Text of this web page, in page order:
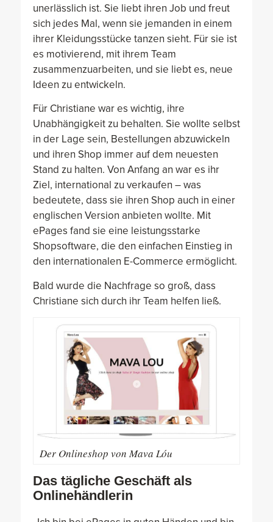
unerlässlich ist. Sie liebt ihren Job und freut
sich jedes Mal, wenn sie jemanden in einem
ihrer Kleidungsstücke tanzen sieht. Für sie ist
es motivierend, mit ihrem Team
zusammenzuarbeiten, und sie liebt es, neue
Ideen zu entwickeln.
Für Christiane war es wichtig, ihre
Unabhängigkeit zu behalten. Sie wollte selbst
in der Lage sein, Bestellungen abzuwickeln
und ihren Shop immer auf dem neuesten
Stand zu halten. Von Anfang an war es ihr
Ziel, international zu verkaufen – was
bedeutete, dass sie ihren Shop auch in einer
englischen Version anbieten wollte. Mit
ePages fand sie eine leistungsstarke
Shopsoftware, die den einfachen Einstieg in
den internationalen E-Commerce ermöglicht.
Bald wurde die Nachfrage so groß, dass
Christiane sich durch ihr Team helfen ließ.
Der Onlineshop von Mava Lóu
Das tägliche Geschäft als
Onlinehändlerin